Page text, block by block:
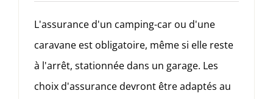
L'assurance d'un camping-car ou d'une
caravane est obligatoire, même si elle reste
à l'arrêt, stationnée dans un garage. Les
choix d'assurance devront être adaptés au